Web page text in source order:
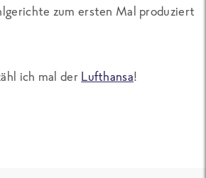
zum ersten Mal produziert
ich mal der Lufthansa!